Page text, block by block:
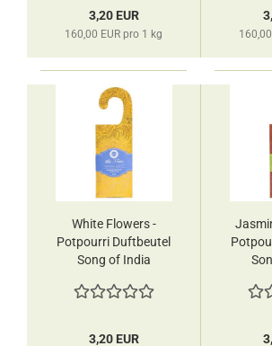
3,20 EUR
160,00 EUR pro 1 kg
White Flowers -
Potpourri Duftbeutel
Song of India
3,20 EUR